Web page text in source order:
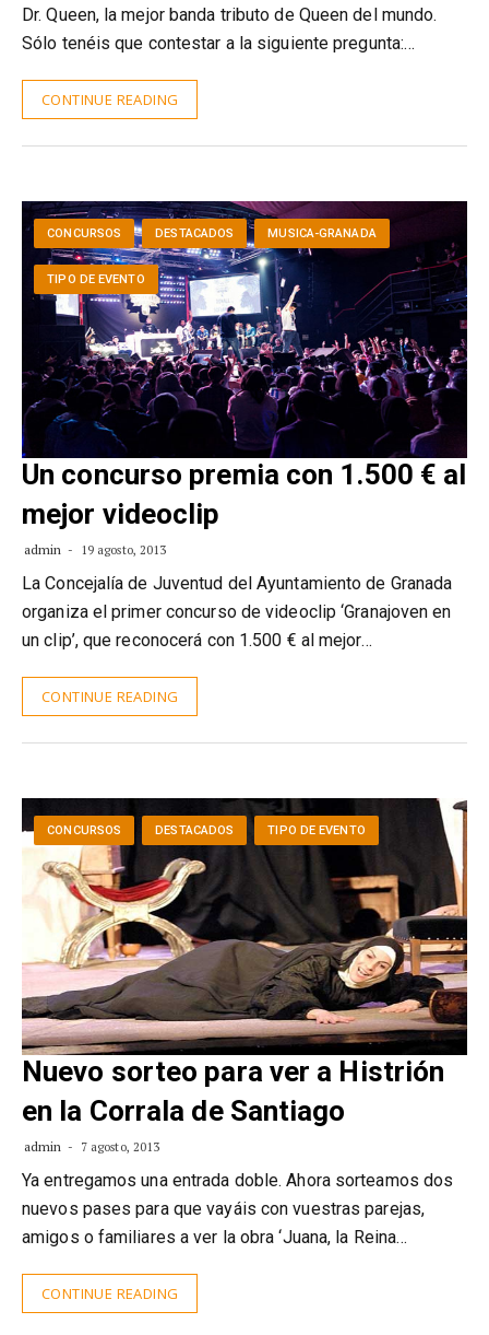
Dr. Queen, la mejor banda tributo de Queen del mundo.
Sólo tenéis que contestar a la siguiente pregunta:…
CONTINUE READING
CONCURSOS DESTACADOS MUSICA-GRANADA
TIPO DE EVENTO
Un concurso premia con 1.500 € al
mejor videoclip
admin 19 agosto, 2013
La Concejalía de Juventud del Ayuntamiento de Granada
organiza el primer concurso de videoclip ‘Granajoven en
un clip’, que reconocerá con 1.500 € al mejor…
CONTINUE READING
CONCURSOS DESTACADOS TIPO DE EVENTO
Nuevo sorteo para ver a Histrión
en la Corrala de Santiago
admin 7 agosto, 2013
Ya entregamos una entrada doble. Ahora sorteamos dos
nuevos pases para que vayáis con vuestras parejas,
amigos o familiares a ver la obra ‘Juana, la Reina…
CONTINUE READING